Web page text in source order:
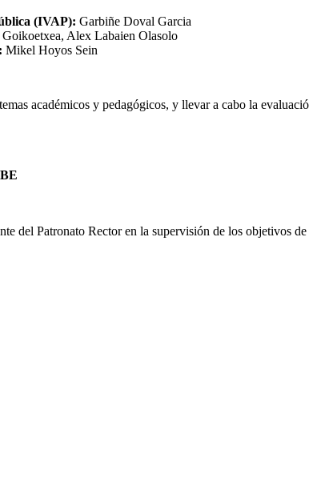
(IVAP): Garbiñe Doval Garcia
Goikoetxea, Alex Labaien Olasolo
Mikel Hoyos Sein
académicos y pedagógicos, y llevar a cabo la
del Patronato Rector en la supervisión de los objetivos